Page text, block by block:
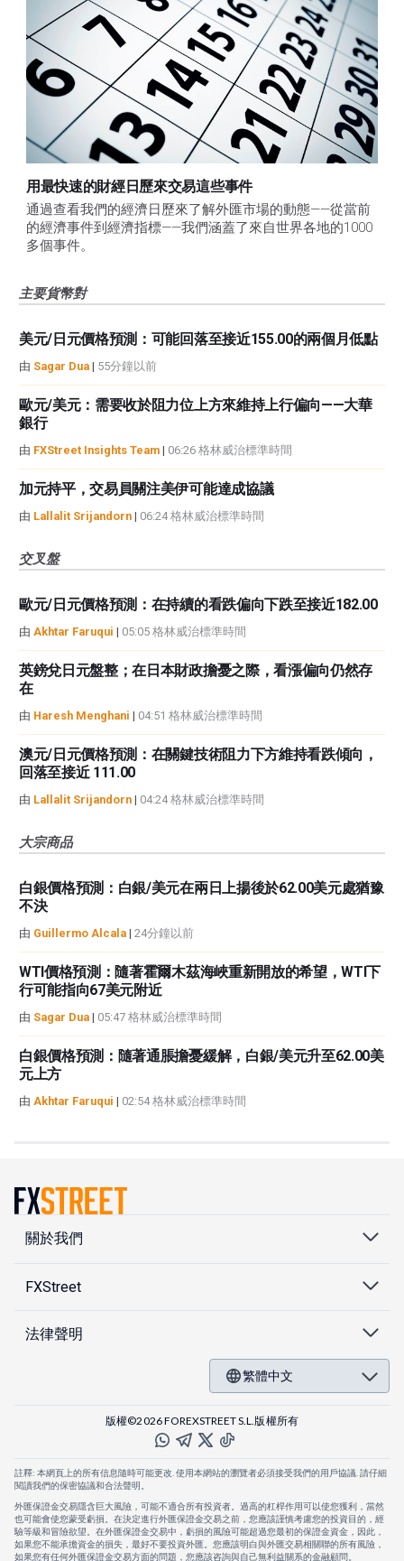
用最快速的財經日歷來交易這些事件
通過查看我們的經濟日歷來了解外匯市場的動態——從當前
的經濟事件到經濟指標——我們涵蓋了來自世界各地的1000
多個事件。
主要貨幣對
美元/日元價格預測：可能回落至接近155.00的兩個月低點
由 Sagar Dua | 55分鐘以前
歐元/美元：需要收於阻力位上方來維持上行偏向——大華
銀行
由 FXStreet Insights Team | 06:26 格林威治標準時間
加元持平，交易員關注美伊可能達成協議
由 Lallalit Srijandorn | 06:24 格林威治標準時間
交叉盤
歐元/日元價格預測：在持續的看跌偏向下跌至接近182.00
由 Akhtar Faruqui | 05:05 格林威治標準時間
英鎊兌日元盤整；在日本財政擔憂之際，看漲偏向仍然存
在
由 Haresh Menghani | 04:51 格林威治標準時間
澳元/日元價格預測：在關鍵技術阻力下方維持看跌傾向，
回落至接近 111.00
由 Lallalit Srijandorn | 04:24 格林威治標準時間
大宗商品
白銀價格預測：白銀/美元在兩日上揚後於62.00美元處猶豫
不決
由 Guillermo Alcala | 24分鐘以前
WTI價格預測：隨著霍爾木茲海峽重新開放的希望，WTI下
行可能指向67美元附近
由 Sagar Dua | 05:47 格林威治標準時間
白銀價格預測：隨著通脹擔憂緩解，白銀/美元升至62.00美
元上方
由 Akhtar Faruqui | 02:54 格林威治標準時間
關於我們
FXStreet
法律聲明
繁體中文
版權©2026 FOREXSTREET S.L.版權所有
註釋: 本網頁上的所有信息隨時可能更改. 使用本網站的瀏覽者必須接受我們的用戶協議. 請仔細
閱讀我們的保密協議和合法聲明。
外匯保證金交易隱含巨大風險，可能不適合所有投資者。過高的杠桿作用可以使您獲利，當然
也可能會使您蒙受虧損。在決定進行外匯保證金交易之前，您應該謹慎考慮您的投資目的，經
驗等級和冒險欲望。在外匯保證金交易中，虧損的風險可能超過您最初的保證金資金，因此，
如果您不能承擔資金的損失，最好不要投資外匯。您應該明白與外匯交易相關聯的所有風險，
如果您有任何外匯保證金交易方面的問題，您應該咨詢與自己無利益關系的金融顧問。